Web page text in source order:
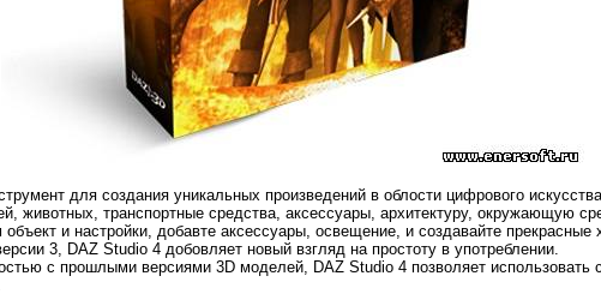
для создания уникальных произведений в облости цифрового
животных, транспортные средства, аксессуары, архитектуру, окружающую
и настройки, добавте аксессуары, освещение, и создавайте прекрасные
3, DAZ Studio 4 добовляет новый взгляд на простоту в употреблении.
с прошлыми версиями 3D моделей, DAZ Studio 4 позволяет использовать